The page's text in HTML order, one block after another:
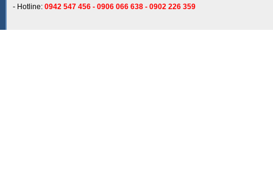
- Hotline: 0942 547 456 - 0906 066 638 - 0902 226 359